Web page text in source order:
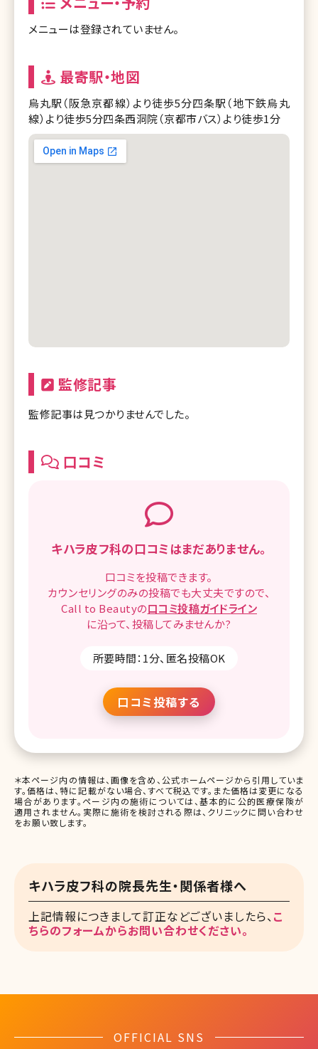
メニューは登録されていません。
最寄駅・地図
烏丸駅（阪急京都線）より徒歩5分四条駅（地下鉄烏丸
線）より徒歩5分四条西洞院（京都市バス）より徒歩1分
監修記事
監修記事は見つかりませんでした。
口コミ
キハラ皮フ科の口コミはまだありません。
口コミを投稿できます。
カウンセリングのみの投稿でも大丈夫ですので、
Call to Beautyの口コミ投稿ガイドライン
に沿って、 投稿してみませんか?
所要時間：1分、匿名投稿OK
口コミ投稿する
＊本ページ内の情報は、画像を含め、公式ホームページから引用していま
す。価格は、特に記載がない場合、すべて税込です。また価格は変更になる
場合があります。ページ内の施術については、基本的に公的医療保険が
適用されません。実際に施術を検討される際は、クリニックに問い合わせ
をお願い致します。
キハラ皮フ科の院長先生・関係者様へ
上記情報につきまして訂正などございましたら、こ
ちらのフォームからお問い合わせください。
OFFICIAL SNS